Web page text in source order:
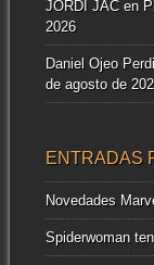
JORDI JACen
2026
Daniel Ojeo
de agosto de
ENTRADAS
Novedades
Spiderwoman